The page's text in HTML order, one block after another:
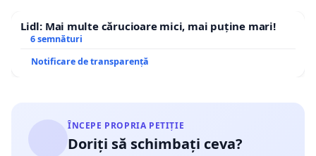
Lidl: Mai multe cărucioare mici, mai puține mari!
6 semnături
Notificare de transparență
ÎNCEPE PROPRIA PETIȚIE
Doriți să schimbați ceva?